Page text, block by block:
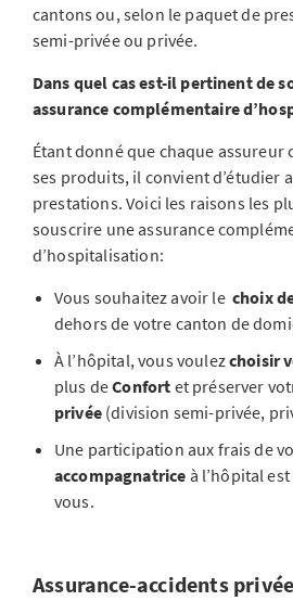
cantons ou, selon le paquet de
semi-privée ou privée.
Dans quel cas est-il pertinent de
assurance complémentaire
Étant donné que chaque assureur
ses produits, il convient d’étudier
prestations. Voici les raisons les
souscrire une assurance
d’hospitalisation:
Vous souhaitez avoir le choix
dehors de votre canton de
À l’hôpital, vous voulezchoisir
plus deConfort et préserver
privée (division semi-privée,
Une participation aux frais de
accompagnatrice à l’hôpital
vous.
Assurance-accidents privée